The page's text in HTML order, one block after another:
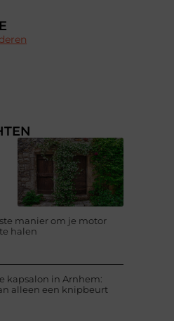
manier om je motor
halen
kapsalon in Arnhem:
alleen een knipbeurt